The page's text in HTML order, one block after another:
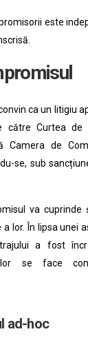
este
ca un litigiu
Curtea de
Camera de
se, sub
va cuprinde
lor. În lipsa unei
a fost
se face
ad-hoc